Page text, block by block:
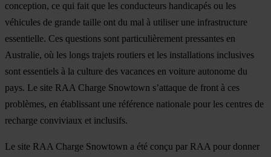
conception, ce qui fait que les conducteurs handicapés ou les
véhicules de grande taille ont du mal à utiliser une infrastructure
essentielle. Ces questions sont particulièrement pressantes en
Australie, où les longs trajets routiers et les installations inclusives
sont essentiels à la culture des vacances en voiture autonome du
pays. Le site RAA Charge Snowtown s’attaque de front à ces
problèmes, en établissant une référence nationale pour les centres de
recharge conviviaux et inclusifs.
Le site RAA Charge Snowtown a été conçu par RAA pour donner